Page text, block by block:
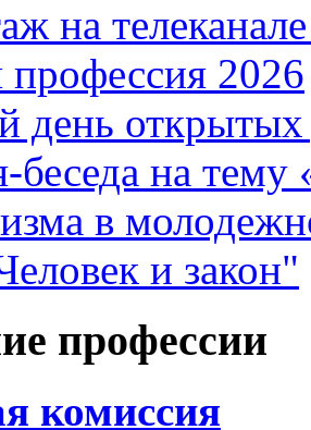
на
профессия 2026
день открытых
беседа на тему
в
и закон"
профессии
комиссия